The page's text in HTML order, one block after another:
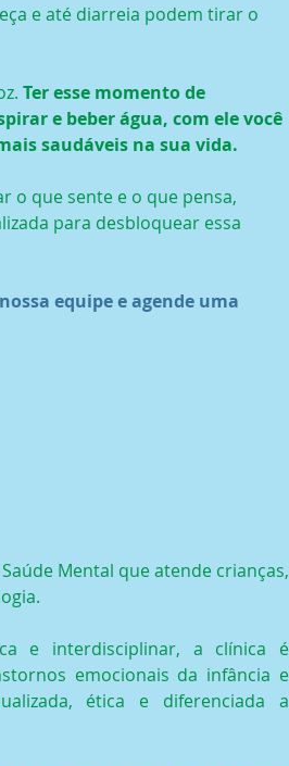
e até diarreia podem tirar o
Ter esse momento de
e beber água, com ele você
saudáveis na sua vida.
o que sente e o que pensa,
para desbloquear essa
equipe e agende uma
Mental que atende crianças,
e interdisciplinar, a clínica é
emocionais da infância e
ética e diferenciada a